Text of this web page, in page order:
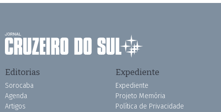
Editorias
Sorocaba
Agenda
Artigos
Expediente
Expediente
Projeto Memória
Política de Privacidade